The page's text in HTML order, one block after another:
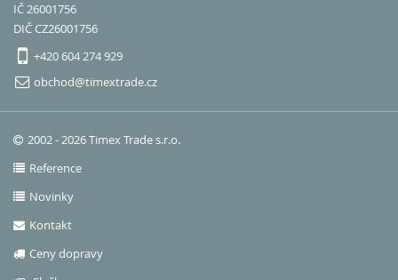
IČ 26001756
DIČ CZ26001756
+420 604 274 929
obchod@timextrade.cz
2002 - 2026 Timex Trade s.r.o.
Reference
Novinky
Kontakt
Ceny dopravy